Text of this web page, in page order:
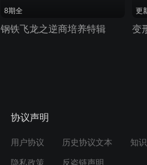
8期全
钢铁飞龙之逆商培养特辑
更
变
协议声明
用户协议 历史协议文本 知
隐私政策 反盗链声明